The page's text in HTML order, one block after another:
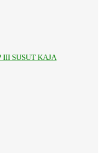
III SUSUT KAJA